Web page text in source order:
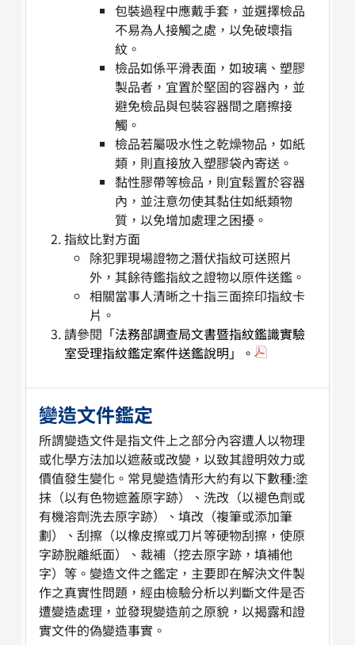
包裝過程中應戴手套，並選擇檢品
不易為人接觸之處，以免破壞指
紋。
檢品如係平滑表面，如玻璃、塑膠
製品者，宜置於堅固的容器內，並
避免檢品與包裝容器間之磨擦接
觸。
檢品若屬吸水性之乾燥物品，如紙
類，則直接放入塑膠袋內寄送。
黏性膠帶等檢品，則宜鬆置於容器
內，並注意勿使其黏住如紙類物
質，以免增加處理之困擾。
指紋比對方面
除犯罪現場證物之潛伏指紋可送照片
外，其餘待鑑指紋之證物以原件送鑑。
相關當事人清晰之十指三面捺印指紋卡
片。
請參閱 「法務部調查局文書暨指紋鑑識實驗
室受理指紋鑑定案件送鑑說明」。
變造文件鑑定
所謂變造文件是指文件上之部分內容遭人以物理
或化學方法加以遮蔽或改變，以致其證明效力或
價值發生變化。常見變造情形大約有以下數種:塗
抹（以有色物遮蓋原字跡）、洗改（以褪色劑或
有機溶劑洗去原字跡）、填改（複筆或添加筆
劃）、刮擦（以橡皮擦或刀片等硬物刮擦，使原
字跡脫離紙面）、裁補（挖去原字跡，填補他
字）等。變造文件之鑑定，主要即在解決文件製
作之真實性問題，經由檢驗分析以判斷文件是否
遭變造處理，並發現變造前之原貌，以揭露和證
實文件的偽變造事實。